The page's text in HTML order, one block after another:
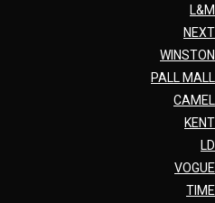
L&M
NEXT
WINSTON
PALL MALL
CAMEL
KENT
LD
VOGUE
TIME